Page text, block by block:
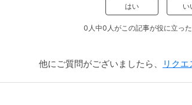
はい い
0人中0人がこの記事が役に立っ
他にご質問がございましたら、 リク